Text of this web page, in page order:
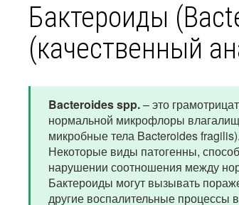
Бактероиды
(качественный
Bacteroides spp.– это
нормальной микрофлоры
микробные тела Bacteroides
Некоторые виды патогенны,
нарушении соотношения между
Бактероиды могут вызывать
другие воспалительные процессы